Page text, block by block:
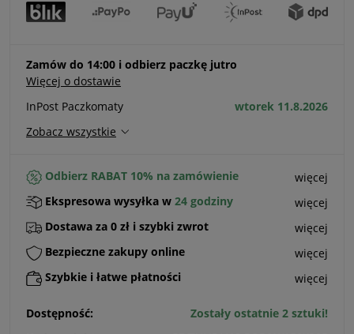
Zamów do 14:00 i odbierz paczkę jutro
Więcej o dostawie
InPost Paczkomaty
wtorek 11.8.2026
Zobacz wszystkie
Odbierz RABAT 10% na zamówienie
więcej
Ekspresowa wysyłka w 24 godziny
więcej
Dostawa za 0 zł i szybki zwrot
więcej
Bezpieczne zakupy online
więcej
Szybkie i łatwe płatności
więcej
Dostępność:
Zostały ostatnie 2 sztuki!